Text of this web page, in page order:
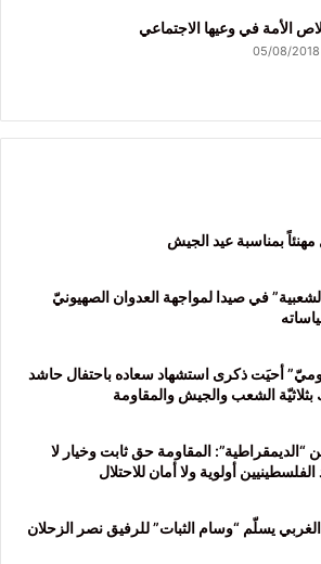
الأمة في وعيها الاجتماعي
05/08/2018
بمناسبة عيد الجيش
في صيدا لمواجهة العدوان الصهيونيّ
أحيَت ذكرى استشهاد سعاده باحتفال حاشد
الشعب والجيش والمقاومة
المقاومة حق ثابت وخيار لا
أولوية ولا أمان للاحتلال
يسلّم “وسام الثبات” للرفيق نصر الزحلان